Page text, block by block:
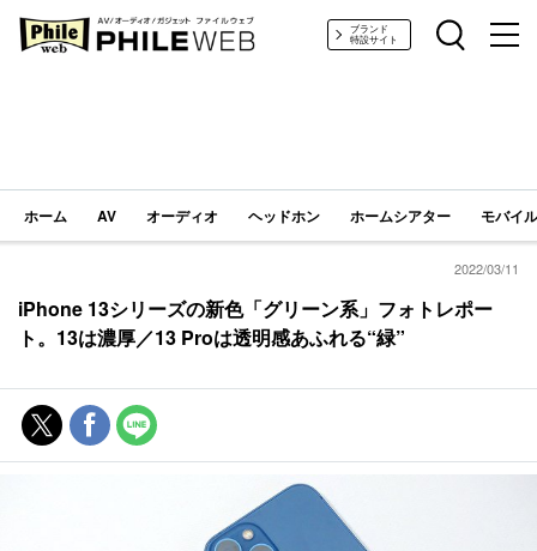
PHILE WEB｜AV/オーディオ/ガジェットブランド
特設サイト
ホーム AV オーディオ ヘッドホン ホームシアター モバイ
2022/03/11
iPhone 13シリーズの新色「グリーン系」フォトレポー
ト。13は濃厚／13 Proは透明感あふれる“緑”